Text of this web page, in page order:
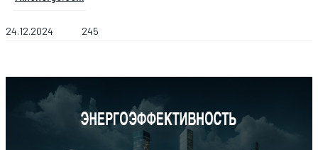
24.12.2024 245